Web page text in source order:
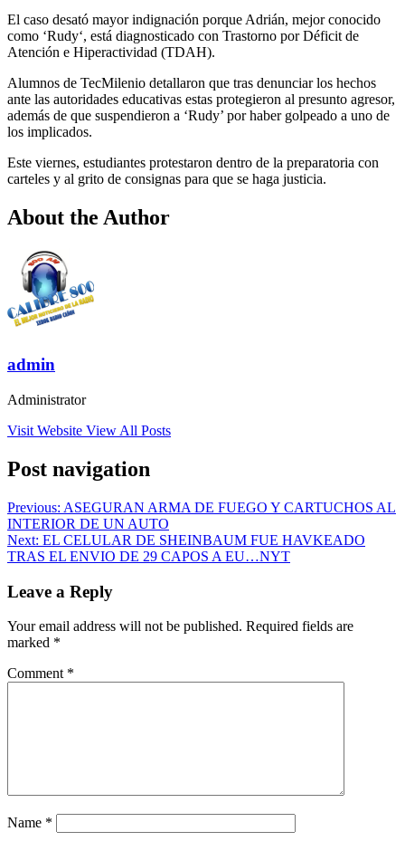
El caso desató mayor indignación porque Adrián, mejor conocido
como ‘Rudy‘, está diagnosticado con Trastorno por Déficit de
Atención e Hiperactividad (TDAH).
Alumnos de TecMilenio detallaron que tras denunciar los hechos
ante las autoridades educativas estas protegieron al presunto agresor,
además de que suspendieron a ‘Rudy’ por haber golpeado a uno de
los implicados.
Este viernes, estudiantes protestaron dentro de la preparatoria con
carteles y al grito de consignas para que se haga justicia.
About the Author
admin
Administrator
Visit Website View All Posts
Post navigation
Previous: ASEGURAN ARMA DE FUEGO Y CARTUCHOS AL
INTERIOR DE UN AUTO
Next: EL CELULAR DE SHEINBAUM FUE HAVKEADO
TRAS EL ENVIO DE 29 CAPOS A EU…NYT
Leave a Reply
Your email address will not be published. Required fields are
marked *
Comment *
Name *